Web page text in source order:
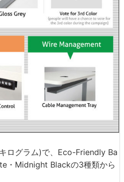
ログラム)で、Eco-Friendly Ba
・Midnight Blackの3種類から